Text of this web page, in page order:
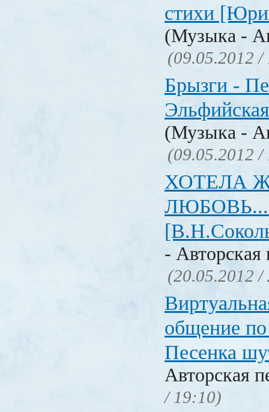
стихи
(Музыка -
(09.05.2012 /
Брызги -
(Музыка -
(09.05.2012 /
ХОТЕЛА
ЛЮБОВЬ...
- Авторская
(20.05.2012 /
общение
Песенка
Авторская
/ 19:10)